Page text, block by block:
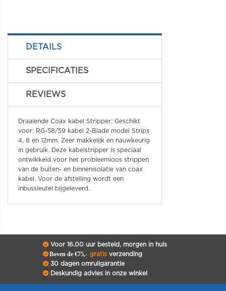
DETAILS
SPECIFICATIES
REVIEWS
Draaiende Coax kabel Stripper: Geschikt
voor: RG-58/59 kabel 2-Blade model Strips
4, 8 en 12mm. Zeer makkelijk en nauwkeurig
in gebruik. Deze kabelstripper is speciaal
ontwikkeld voor het probleemloos strippen
van de buiten- en binnenisolatie van coax
kabel. Voor de afstelling wordt een
inbussleutel bijgeleverd.
Voor 16.00 uur besteld, morgen in huis
Boven de €75,- gratisverzending
30 dagen omruilgarantie
Deskundig advies in onze winkel